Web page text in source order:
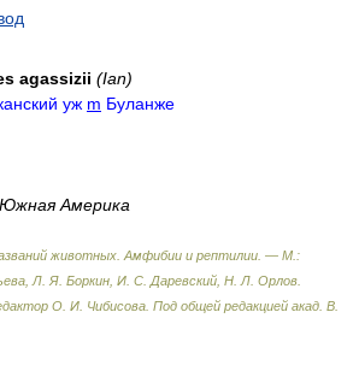
agassizii (Ian)
уж m Буланже
Южная Америка
животных. Амфибии и рептилии. — М.:
Л. Я. Боркин, И. С. Даревский, Н. Л. Орлов.
О. И. Чибисова. Под общей редакцией акад. В.